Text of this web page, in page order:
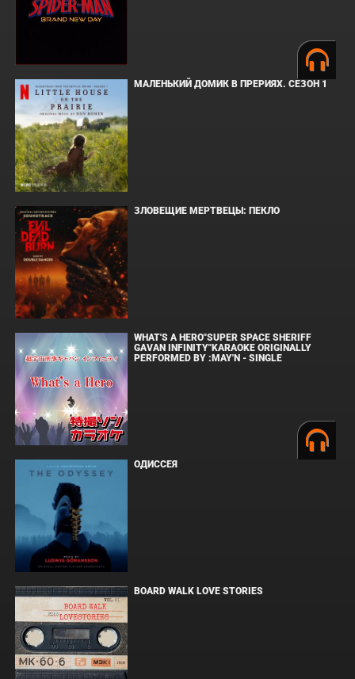
МАЛЕНЬКИЙ ДОМИК В ПРЕРИЯХ. СЕЗОН 1
ЗЛОВЕЩИЕ МЕРТВЕЦЫ: ПЕКЛО
WHAT'S A HERO"SUPER SPACE SHERIFF
GAVAN INFINITY"KARAOKE ORIGINALLY
PERFORMED BY :MAY'N - SINGLE
ОДИССЕЯ
BOARD WALK LOVE STORIES